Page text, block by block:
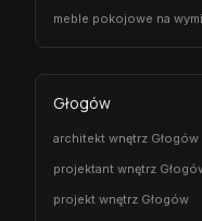
meble pokojowe na
Głogów
architekt wnętrz Głogów
projektant wnętrz
projekt wnętrz Głogów